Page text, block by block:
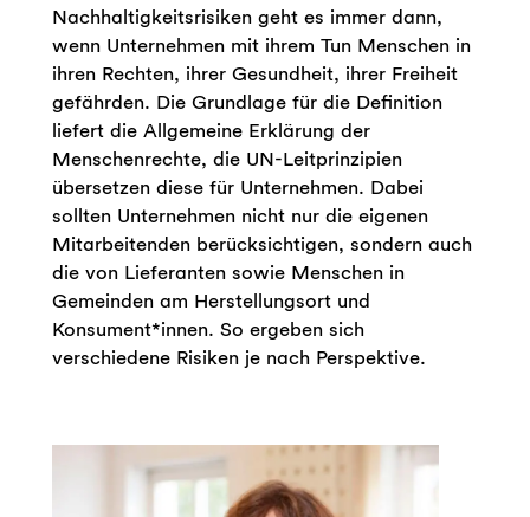
Nachhaltigkeitsrisiken geht es immer dann,
wenn Unternehmen mit ihrem Tun Menschen in
ihren Rechten, ihrer Gesundheit, ihrer Freiheit
gefährden. Die Grundlage für die Definition
liefert die Allgemeine Erklärung der
Menschenrechte, die UN-Leitprinzipien
übersetzen diese für Unternehmen. Dabei
sollten Unternehmen nicht nur die eigenen
Mitarbeitenden berücksichtigen, sondern auch
die von Lieferanten sowie Menschen in
Gemeinden am Herstellungsort und
Konsument*innen. So ergeben sich
verschiedene Risiken je nach Perspektive.